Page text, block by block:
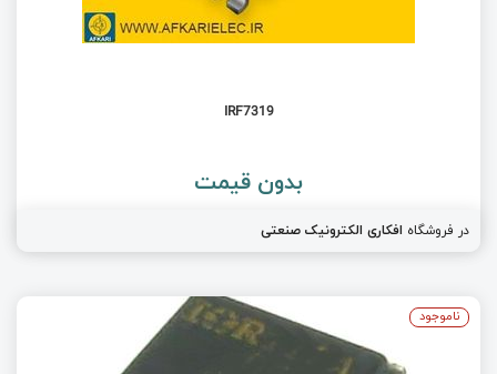
IRF7319
بدون قیمت
در فروشگاه افکاری الکترونیک صنعتی
ناموجود